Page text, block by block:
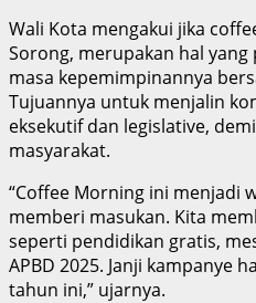
Wali Kota mengakui jika
Sorong, merupakan hal
masa kepemimpinannya
Tujuannya untuk menjalin
eksekutif dan legislative,
masyarakat.
“Coffee Morning ini menjadi
memberi masukan. Kita
seperti pendidikan gratis,
APBD 2025. Janji kampanye
tahun ini,” ujarnya.